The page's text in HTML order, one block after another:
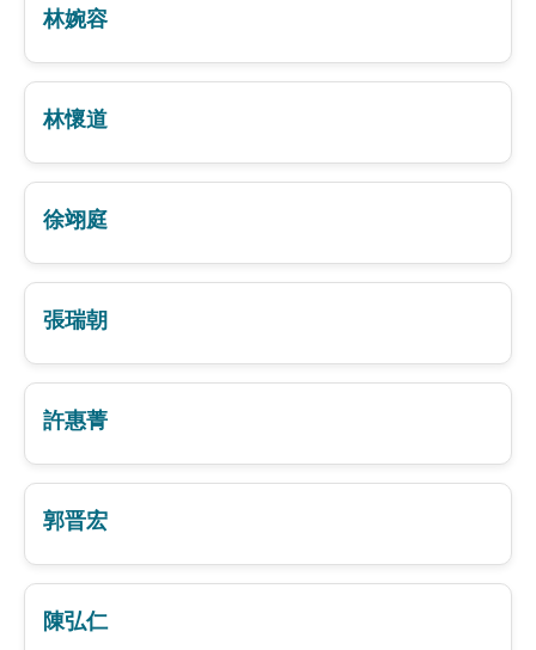
林婉容
林懷道
徐翊庭
張瑞朝
許惠菁
郭晋宏
陳弘仁